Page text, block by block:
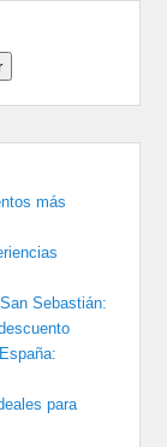
más
Sebastián:
para